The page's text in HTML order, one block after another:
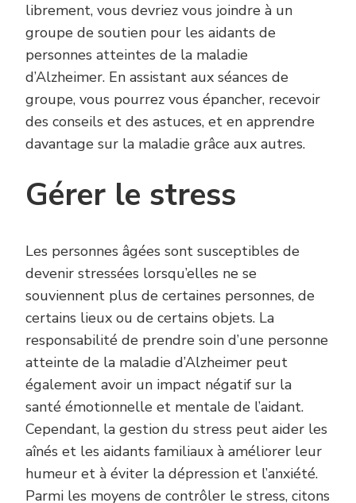
librement, vous devriez vous joindre à un
groupe de soutien pour les aidants de
personnes atteintes de la maladie
d’Alzheimer. En assistant aux séances de
groupe, vous pourrez vous épancher, recevoir
des conseils et des astuces, et en apprendre
davantage sur la maladie grâce aux autres.
Gérer le stress
Les personnes âgées sont susceptibles de
devenir stressées lorsqu’elles ne se
souviennent plus de certaines personnes, de
certains lieux ou de certains objets. La
responsabilité de prendre soin d’une personne
atteinte de la maladie d’Alzheimer peut
également avoir un impact négatif sur la
santé émotionnelle et mentale de l’aidant.
Cependant, la gestion du stress peut aider les
aînés et les aidants familiaux à améliorer leur
humeur et à éviter la dépression et l’anxiété.
Parmi les moyens de contrôler le stress, citons